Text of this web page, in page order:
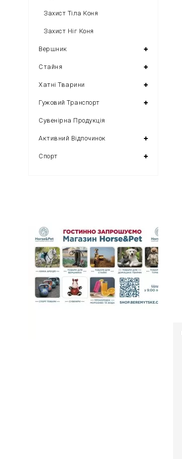
Захист Тіла Коня
Захист Ніг Коня
Вершник
Стайня
Хатні Тварини
Гужовий Транспорт
Сувенірна Продукція
Активний Відпочинок
Спорт